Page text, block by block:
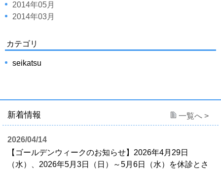
2014年05月
2014年03月
カテゴリ
seikatsu
新着情報 一覧へ >
2026/04/14
【ゴールデンウィークのお知らせ】2026年4月29日
（水）、2026年5月3日（日）～5月6日（水）を休診とさ